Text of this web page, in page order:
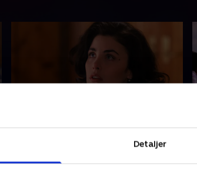
Detaljer
Bobby og Shelly bekræfter deres